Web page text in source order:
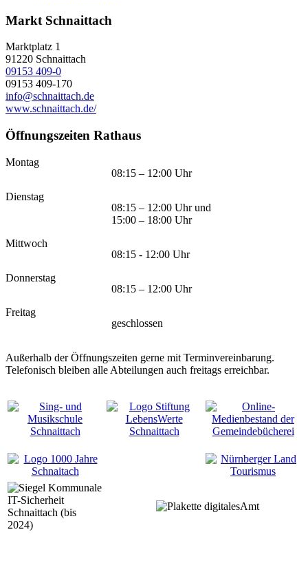
Markt Schnaittach
Marktplatz 1
91220 Schnaittach
09153 409-0
09153 409-170
info@schnaittach.de
www.schnaittach.de/
Öffnungszeiten Rathaus
Montag
08:15 – 12:00 Uhr
Dienstag
08:15 – 12:00 Uhr und
15:00 – 18:00 Uhr
Mittwoch
08:15 - 12:00 Uhr
Donnerstag
08:15 – 12:00 Uhr
Freitag
geschlossen
Außerhalb der Öffnungszeiten gerne mit Terminvereinbarung.
Telefonisch bleiben alle Abteilungen auch freitags erreichbar.